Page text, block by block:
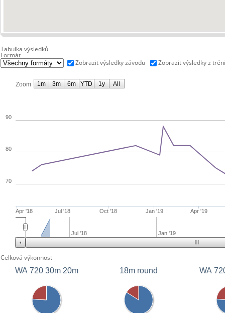
Tabulka výsledků
Formát
Zobrazit výsledky závodu
Zobrazit výsledky z
Zoom
Apr '18 Jul '18 Oct '18 Jan '19 Apr '19
70
80
90
Jul '18 Jan '19
1m 3m 6m YTD 1y All
Celková výkonnost
WA 720 30m 20m
18m round WA